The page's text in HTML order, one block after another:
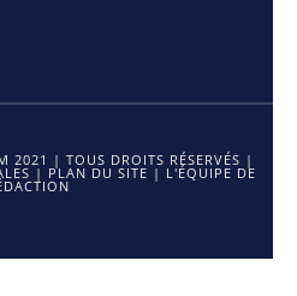
2021 | TOUS DROITS RÉSERVÉS |
| PLAN DU SITE | L'ÉQUIPE DE